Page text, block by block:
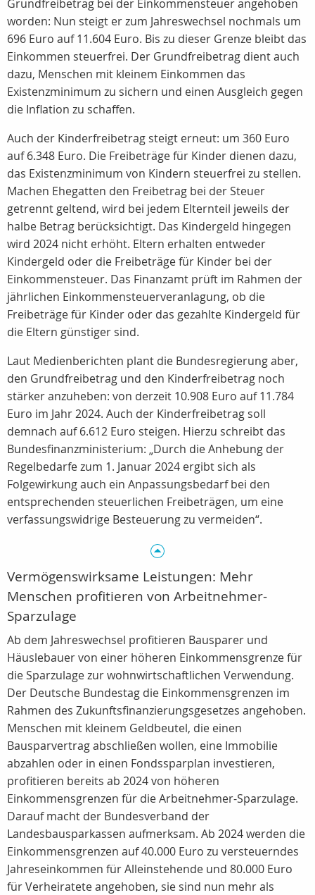
Grundfreibetrag bei der Einkommensteuer angehoben
worden: Nun steigt er zum Jahreswechsel nochmals um
696 Euro auf 11.604 Euro. Bis zu dieser Grenze bleibt das
Einkommen steuerfrei. Der Grundfreibetrag dient auch
dazu, Menschen mit kleinem Einkommen das
Existenzminimum zu sichern und einen Ausgleich gegen
die Inflation zu schaffen.
Auch der Kinderfreibetrag steigt erneut: um 360 Euro
auf 6.348 Euro. Die Freibeträge für Kinder dienen dazu,
das Existenzminimum von Kindern steuerfrei zu stellen.
Machen Ehegatten den Freibetrag bei der Steuer
getrennt geltend, wird bei jedem Elternteil jeweils der
halbe Betrag berücksichtigt. Das Kindergeld hingegen
wird 2024 nicht erhöht. Eltern erhalten entweder
Kindergeld oder die Freibeträge für Kinder bei der
Einkommensteuer. Das Finanzamt prüft im Rahmen der
jährlichen Einkommensteuerveranlagung, ob die
Freibeträge für Kinder oder das gezahlte Kindergeld für
die Eltern günstiger sind.
Laut Medienberichten plant die Bundesregierung aber,
den Grundfreibetrag und den Kinderfreibetrag noch
stärker anzuheben: von derzeit 10.908 Euro auf 11.784
Euro im Jahr 2024. Auch der Kinderfreibetrag soll
demnach auf 6.612 Euro steigen. Hierzu schreibt das
Bundesfinanzministerium: „Durch die Anhebung der
Regelbedarfe zum 1. Januar 2024 ergibt sich als
Folgewirkung auch ein Anpassungsbedarf bei den
entsprechenden steuerlichen Freibeträgen, um eine
verfassungswidrige Besteuerung zu vermeiden“.
Vermögenswirksame Leistungen: Mehr
Menschen profitieren von Arbeitnehmer-
Sparzulage
Ab dem Jahreswechsel profitieren Bausparer und
Häuslebauer von einer höheren Einkommensgrenze für
die Sparzulage zur wohnwirtschaftlichen Verwendung.
Der Deutsche Bundestag die Einkommensgrenzen im
Rahmen des Zukunftsfinanzierungsgesetzes angehoben.
Menschen mit kleinem Geldbeutel, die einen
Bausparvertrag abschließen wollen, eine Immobilie
abzahlen oder in einen Fondssparplan investieren,
profitieren bereits ab 2024 von höheren
Einkommensgrenzen für die Arbeitnehmer-Sparzulage.
Darauf macht der Bundesverband der
Landesbausparkassen aufmerksam. Ab 2024 werden die
Einkommensgrenzen auf 40.000 Euro zu versteuerndes
Jahreseinkommen für Alleinstehende und 80.000 Euro
für Verheiratete angehoben, sie sind nun mehr als